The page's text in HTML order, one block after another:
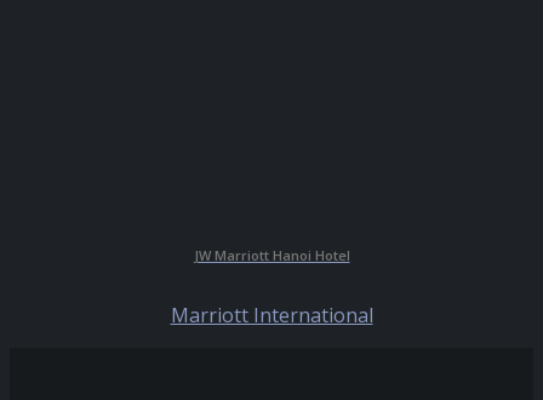
JW Marriott Hanoi Hotel
Marriott International